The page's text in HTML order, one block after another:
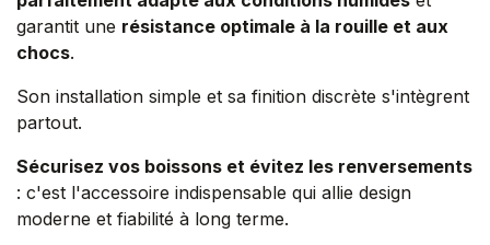
garantit une résistance optimale à la rouille et aux
chocs.
Son installation simple et sa finition discrète s'intègrent
partout.
Sécurisez vos boissons et évitez les renversements
: c'est l'accessoire indispensable qui allie design
moderne et fiabilité à long terme.